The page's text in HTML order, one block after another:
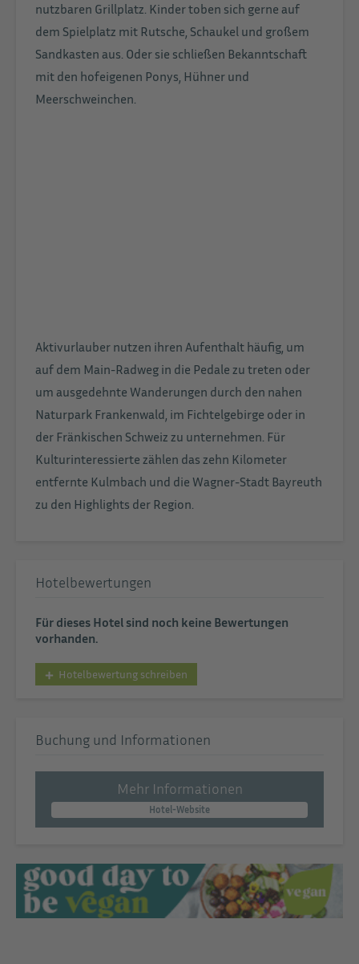
nutzbaren Grillplatz. Kinder toben sich gerne auf
dem Spielplatz mit Rutsche, Schaukel und großem
Sandkasten aus. Oder sie schließen Bekanntschaft
mit den hofeigenen Ponys, Hühner und
Meerschweinchen.
Aktivurlauber nutzen ihren Aufenthalt häufig, um
auf dem Main-Radweg in die Pedale zu treten oder
um ausgedehnte Wanderungen durch den nahen
Naturpark Frankenwald, im Fichtelgebirge oder in
der Fränkischen Schweiz zu unternehmen. Für
Kulturinteressierte zählen das zehn Kilometer
entfernte Kulmbach und die Wagner-Stadt Bayreuth
zu den Highlights der Region.
Hotelbewertungen
Für dieses Hotel sind noch keine Bewertungen
vorhanden.
Hotelbewertung schreiben
Buchung und Informationen
Mehr Informationen
Hotel-Website